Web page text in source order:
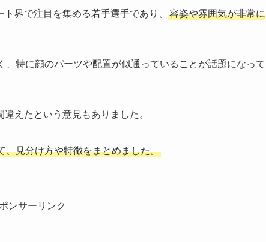
界で注目を集める若手選手であり、 容姿や雰囲気が非常に
特に顔のパーツや配置が似通っていることが話題になって
えたという意見もありました。
、見分け方や特徴をまとめました。
ンサーリンク